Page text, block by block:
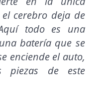
cerebro deja de
todo es una
batería que se
enciende el auto,
piezas de este